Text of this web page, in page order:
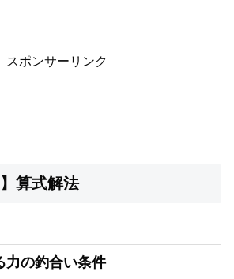
スポンサーリンク
算式解法
力の釣合い条件